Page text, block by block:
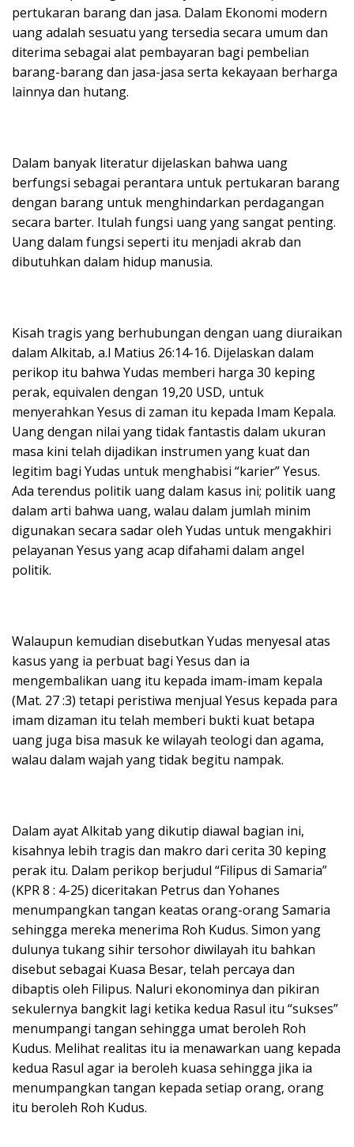
pertukaran barang dan jasa. Dalam Ekonomi modern
uang adalah sesuatu yang tersedia secara umum dan
diterima sebagai alat pembayaran bagi pembelian
barang-barang dan jasa-jasa serta kekayaan berharga
lainnya dan hutang.
Dalam banyak literatur dijelaskan bahwa uang
berfungsi sebagai perantara untuk pertukaran barang
dengan barang untuk menghindarkan perdagangan
secara barter. Itulah fungsi uang yang sangat penting.
Uang dalam fungsi seperti itu menjadi akrab dan
dibutuhkan dalam hidup manusia.
Kisah tragis yang berhubungan dengan uang diuraikan
dalam Alkitab, a.l Matius 26:14-16. Dijelaskan dalam
perikop itu bahwa Yudas memberi harga 30 keping
perak, equivalen dengan 19,20 USD, untuk
menyerahkan Yesus di zaman itu kepada Imam Kepala.
Uang dengan nilai yang tidak fantastis dalam ukuran
masa kini telah dijadikan instrumen yang kuat dan
legitim bagi Yudas untuk menghabisi “karier” Yesus.
Ada terendus politik uang dalam kasus ini; politik uang
dalam arti bahwa uang, walau dalam jumlah minim
digunakan secara sadar oleh Yudas untuk mengakhiri
pelayanan Yesus yang acap difahami dalam angel
politik.
Walaupun kemudian disebutkan Yudas menyesal atas
kasus yang ia perbuat bagi Yesus dan ia
mengembalikan uang itu kepada imam-imam kepala
(Mat. 27 :3) tetapi peristiwa menjual Yesus kepada para
imam dizaman itu telah memberi bukti kuat betapa
uang juga bisa masuk ke wilayah teologi dan agama,
walau dalam wajah yang tidak begitu nampak.
Dalam ayat Alkitab yang dikutip diawal bagian ini,
kisahnya lebih tragis dan makro dari cerita 30 keping
perak itu. Dalam perikop berjudul “Filipus di Samaria”
(KPR 8 : 4-25) diceritakan Petrus dan Yohanes
menumpangkan tangan keatas orang-orang Samaria
sehingga mereka menerima Roh Kudus. Simon yang
dulunya tukang sihir tersohor diwilayah itu bahkan
disebut sebagai Kuasa Besar, telah percaya dan
dibaptis oleh Filipus. Naluri ekonominya dan pikiran
sekulernya bangkit lagi ketika kedua Rasul itu “sukses”
menumpangi tangan sehingga umat beroleh Roh
Kudus. Melihat realitas itu ia menawarkan uang kepada
kedua Rasul agar ia beroleh kuasa sehingga jika ia
menumpangkan tangan kepada setiap orang, orang
itu beroleh Roh Kudus.